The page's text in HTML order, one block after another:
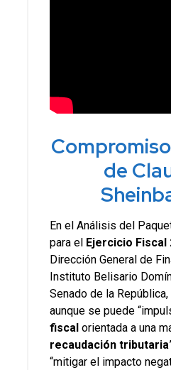
de
En el Análisis del
para el Ejercicio Fiscal
Dirección General de
Instituto Belisario
Senado de la
aunque se puede
fiscalorientada a una
recaudación tributaria
“mitigar el impacto